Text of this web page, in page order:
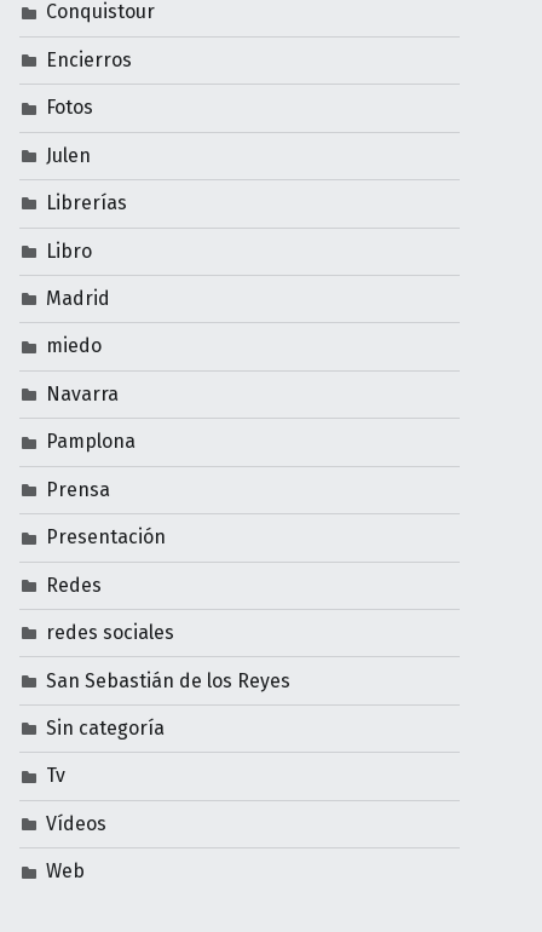
Conquistour
Encierros
Fotos
Julen
Librerías
Libro
Madrid
miedo
Navarra
Pamplona
Prensa
Presentación
Redes
redes sociales
San Sebastián de los Reyes
Sin categoría
Tv
Vídeos
Web